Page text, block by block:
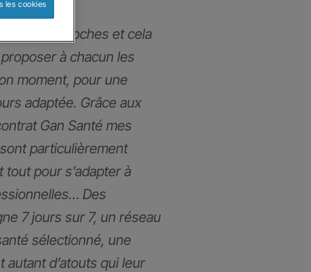
très proches et cela
à chacun les
moment, pour une
adaptée. Grâce aux
Gan Santé mes
particulièrement
tout pour s’adapter à
Des
7 jours sur 7, un réseau
sélectionné, une
autant d’atouts qui leur
les cookies